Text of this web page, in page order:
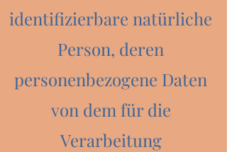
identifizierbare natürliche
Person, deren
personenbezogene Daten
von dem für die
Verarbeitung